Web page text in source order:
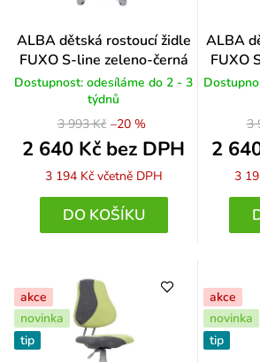
ALBA dětská rostoucí židle
FUXO S-line zeleno-černá
Dostupnost: odesíláme do 2 - 3
týdnů
3 993 Kč
2 640 Kč bez DPH
3 194 Kč včetně DPH
–20 %
DO KOŠÍKU
ALBA
FUXO
3
2
3
akce
novinka
tip
akce
novinka
tip